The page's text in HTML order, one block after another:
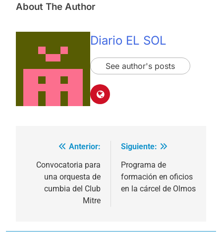
About The Author
Diario EL SOL
See author's posts
Navegación
de
entradas
Anterior:
Convocatoria para
una orquesta de
cumbia del Club
Mitre
Siguiente:
Programa de
formación en oficios
en la cárcel de Olmos